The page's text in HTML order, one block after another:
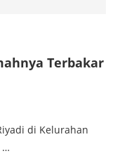
Terbakar
di Kelurahan
…